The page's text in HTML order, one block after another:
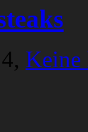
Keine